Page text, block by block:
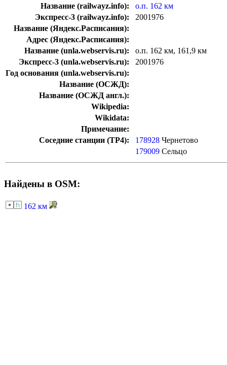
Название (railwayz.info):
о.п. 162 км
Экспресс-3 (railwayz.info):
2001976
Название (Яндекс.Расписания):
Адрес (Яндекс.Расписания):
Название (unla.webservis.ru):
о.п. 162 км, 161,9 км
Экспресс-3 (unla.webservis.ru):
2001976
Год основания (unla.webservis.ru):
Название (ОСЖД):
Название (ОСЖД англ.):
Wikipedia:
Wikidata:
Примечание:
Соседние станции (ТР4):
178928 Чернетово
179009 Сельцо
Найдены в OSM:
162 км